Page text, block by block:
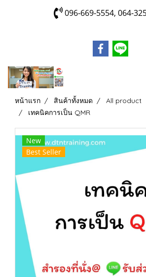
096-669-5554, 064-
หน้าแรก สินค้าทั้งหมด
All product
เทคนิคการเป็น QMR
New
Best Seller